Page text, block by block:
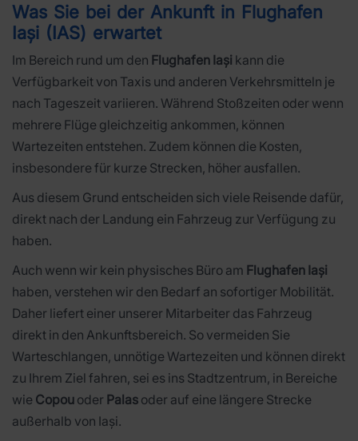
Was Sie bei der Ankunft in Flughafen
Iași (IAS) erwartet
Im Bereich rund um den Flughafen Iași kann die
Verfügbarkeit von Taxis und anderen Verkehrsmitteln je
nach Tageszeit variieren. Während Stoßzeiten oder wenn
mehrere Flüge gleichzeitig ankommen, können
Wartezeiten entstehen. Zudem können die Kosten,
insbesondere für kurze Strecken, höher ausfallen.
Aus diesem Grund entscheiden sich viele Reisende dafür,
direkt nach der Landung ein Fahrzeug zur Verfügung zu
haben.
Auch wenn wir kein physisches Büro am Flughafen Iași
haben, verstehen wir den Bedarf an sofortiger Mobilität.
Daher liefert einer unserer Mitarbeiter das Fahrzeug
direkt in den Ankunftsbereich. So vermeiden Sie
Warteschlangen, unnötige Wartezeiten und können direkt
zu Ihrem Ziel fahren, sei es ins Stadtzentrum, in Bereiche
wie Copou oder Palas oder auf eine längere Strecke
außerhalb von Iași.